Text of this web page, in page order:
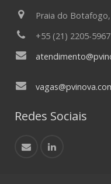
Praia do Botafogo,
+55 (21) 2205-5967
Redes Sociais